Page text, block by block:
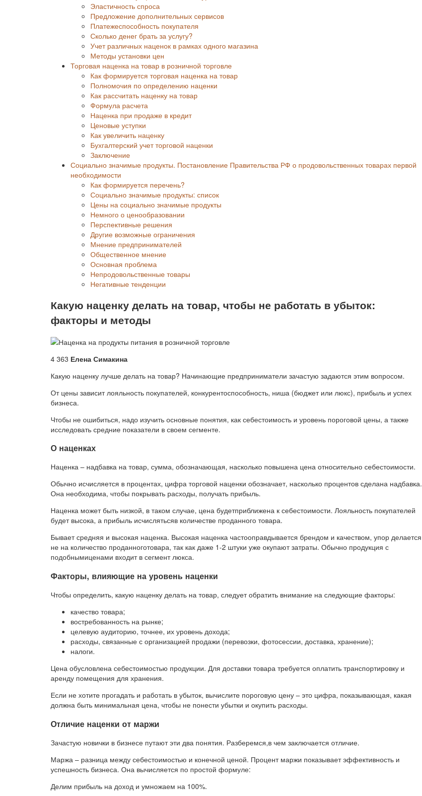
Эластичность спроса
Предложение дополнительных сервисов
Платежеспособность покупателя
Сколько денег брать за услугу?
Учет различных наценок в рамках одного магазина
Методы установки цен
Торговая наценка на товар в розничной торговле
Как формируется торговая наценка на товар
Полномочия по определению наценки
Как рассчитать наценку на товар
Формула расчета
Наценка при продаже в кредит
Ценовые уступки
Как увеличить наценку
Бухгалтерский учет торговой наценки
Заключение
Социально значимые продукты. Постановление Правительства РФ о продовольственных товарах первой
необходимости
Как формируется перечень?
Социально значимые продукты: список
Цены на социально значимые продукты
Немного о ценообразовании
Перспективные решения
Другие возможные ограничения
Мнение предпринимателей
Общественное мнение
Основная проблема
Непродовольственные товары
Негативные тенденции
Какую наценку делать на товар, чтобы не работать в убыток:
факторы и методы
4 363 Елена Симакина
Какую наценку лучше делать на товар? Начинающие предприниматели зачастую задаются этим вопросом.
От цены зависит лояльность покупателей, конкурентоспособность, ниша (бюджет или люкс), прибыль и успех
бизнеса.
Чтобы не ошибиться, надо изучить основные понятия, как себестоимость и уровень пороговой цены, а также
исследовать средние показатели в своем сегменте.
О наценках
Наценка – надбавка на товар, сумма, обозначающая, насколько повышена цена относительно себестоимости.
Обычно исчисляется в процентах, цифра торговой наценки обозначает, насколько процентов сделана надбавка.
Она необходима, чтобы покрывать расходы, получать прибыль.
Наценка может быть низкой, в таком случае, цена будетприближена к себестоимости. Лояльность покупателей
будет высока, а прибыль исчислятьсяв количестве проданного товара.
Бывает средняя и высокая наценка. Высокая наценка частооправдывается брендом и качеством, упор делается
не на количество проданноготовара, так как даже 1-2 штуки уже окупают затраты. Обычно продукция с
подобнымиценами входит в сегмент люкса.
Факторы, влияющие на уровень наценки
Чтобы определить, какую наценку делать на товар, следует обратить внимание на следующие факторы:
качество товара;
востребованность на рынке;
целевую аудиторию, точнее, их уровень дохода;
расходы, связанные с организацией продажи (перевозки, фотосессии, доставка, хранение);
налоги.
Цена обусловлена себестоимостью продукции. Для доставки товара требуется оплатить транспортировку и
аренду помещения для хранения.
Если не хотите прогадать и работать в убыток, вычислите пороговую цену – это цифра, показывающая, какая
должна быть минимальная цена, чтобы не понести убытки и окупить расходы.
Отличие наценки от маржи
Зачастую новички в бизнесе путают эти два понятия. Разберемся,в чем заключается отличие.
Маржа – разница между себестоимостью и конечной ценой. Процент маржи показывает эффективность и
успешность бизнеса. Она вычисляется по простой формуле:
Делим прибыль на доход и умножаем на 100%.